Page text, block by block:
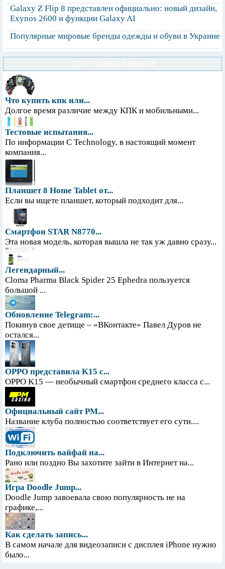
Galaxy Z Flip 8 представлен официально: новый дизайн,
Exynos 2600 и функции Galaxy AI
Популярные мировые бренды одежды и обуви в Украине
Что купить кпк или...
Долгое время различие между КПК и мобильными...
Тестовые испытания...
По информации С Technology, в настоящий момент
компания...
Планшет 8 Home Tablet от...
Если вы ищете планшет, который подходит для...
Смартфон STAR N8770...
Эта новая модель, которая вышла не так уж давно сразу...
Легендарный...
Cloma Pharma Black Spider 25 Ephedra пользуется
большой ...
Обновление Telegram:...
Покинув свое детище – «ВКонтакте» Павел Дуров не
остался...
OPPO представила K15 с...
OPPO K15 — необычный смартфон среднего класса с...
Официальный сайт PM...
Название клуба полностью соответствует его сути....
Подключить вайфай на...
Рано или поздно Вы захотите зайти в Интернет на...
Игра Doodle Jump...
Doodle Jump завоевала свою популярность не на
графике,...
Как сделать запись...
В самом начале для видеозаписи с дисплея iPhone нужно
было...